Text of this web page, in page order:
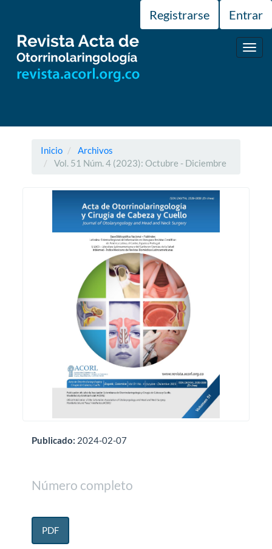
principal
Barra
lateral
Registrarse Entrar
Inicio
Archivos
Vol. 51 Núm. 4 (2023): Octubre - Diciembre
Publicado: 2024-02-07
Número completo
PDF